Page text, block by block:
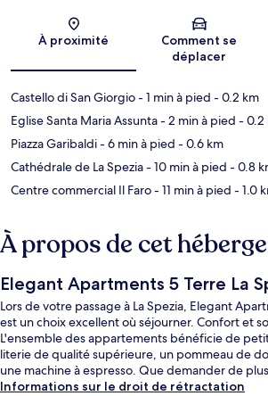
Carte
À proximité
Comment se
déplacer
Castello di San Giorgio- 1 min à pied - 0.2 km
Eglise Santa Maria Assunta- 2 min à pied - 0.2
Piazza Garibaldi- 6 min à pied - 0.6 km
Cathédrale de La Spezia- 10 min à pied - 0.8
Centre commercial Il Faro- 11 min à pied - 1.0
À propos de cet
Elegant Apartments 5 Terre La
Lors de votre passage à La Spezia, Elegant
est un choix excellent où séjourner. Confort et
L'ensemble des appartements bénéficie de
literie de qualité supérieure, un pommeau de
une machine à espresso. Que demander de
Informations sur le droit de rétractation